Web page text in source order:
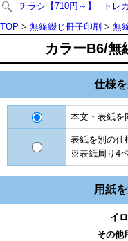
チラシ【710円～】
トレ
TOP > 無線綴じ冊子印刷 > 無
カラーB6/無
仕様
本文・表紙を
表紙を別の仕
※表紙周り4
用紙
イ
その他